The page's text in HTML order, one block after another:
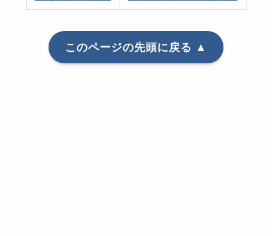
このページの先頭に戻る ▲